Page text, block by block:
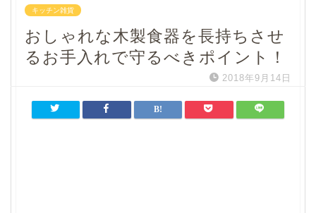
キッチン雑貨
おしゃれな木製食器を長持ちさせ
るお手入れで守るべきポイント！
2018年9月14日